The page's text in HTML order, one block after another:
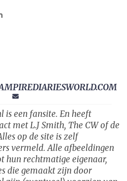
is een fansite. En heeft
met L.J Smith, The CW of de
op de site is zelf
vermeld. Alle afbeeldingen
hun rechtmatige eigenaar,
die gemaakt zijn door